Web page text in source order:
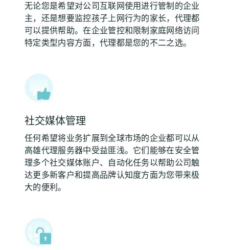
无论您是希望对公司互联网使用进行管制的企业
主，还是想要监控孩子上网行为的家长，代理都
可以提供帮助。在企业管控和限制家庭网络访问
特定类型内容方面，代理都是您的不二之选。
社交媒体管理
任何希望将业务扩展到全球市场的企业都可以从
高雄代理服务器中受益匪浅。它们能够在安全管
理多个社交媒体账户、自动化任务以帮助公司触
达更多新客户和提高品牌认知度方面为您带来极
大的便利。